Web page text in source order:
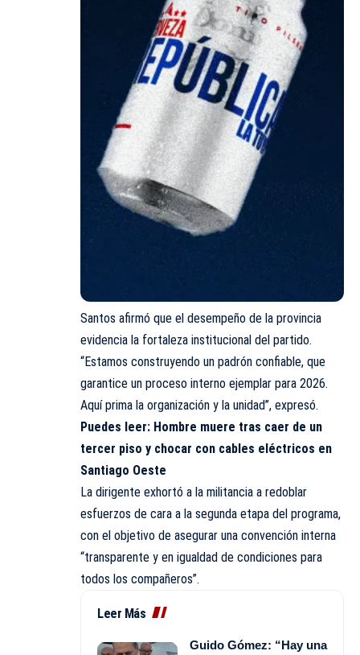
Santos afirmó que el desempeño de la provincia
evidencia la fortaleza institucional del partido.
“Estamos construyendo un padrón confiable, que
garantice un proceso interno ejemplar para 2026.
Aquí prima la organización y la unidad”, expresó.
Puedes leer: Hombre muere tras caer de un
tercer piso y chocar con cables eléctricos en
Santiago Oeste
La dirigente exhortó a la militancia a redoblar
esfuerzos de cara a la segunda etapa del programa,
con el objetivo de asegurar una convención interna
“transparente y en igualdad de condiciones para
todos los compañeros”.
Leer Más
Guido Gómez: “Hay una